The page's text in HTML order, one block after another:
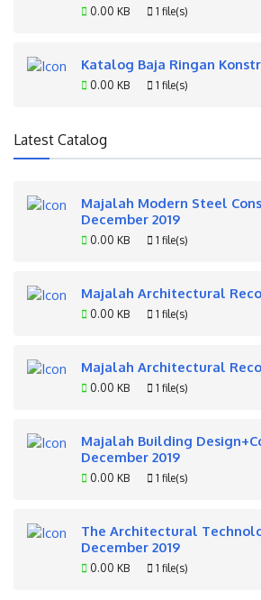
0.00 KB 1 file(s)
Katalog Baja Ringan
0.00 KB 1 file(s)
Latest Catalog
Majalah Modern Steel
December 2019
0.00 KB 1 file(s)
Majalah Architectural
0.00 KB 1 file(s)
Majalah Architectural
0.00 KB 1 file(s)
Majalah Building
December 2019
0.00 KB 1 file(s)
The Architectural
December 2019
0.00 KB 1 file(s)